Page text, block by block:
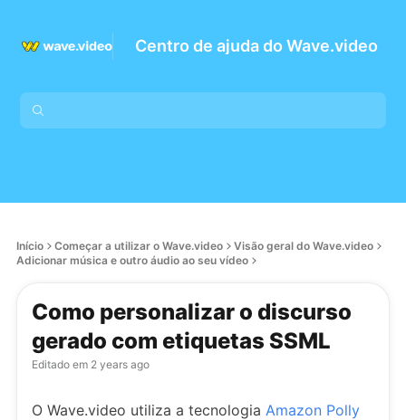
Centro de ajuda do Wave.video
Início Começar a utilizar o Wave.video
Visão geral do Wave.video
Adicionar música e outro áudio ao seu vídeo
Como personalizar o discurso
gerado com etiquetas SSML
Editado em 2 years ago
O Wave.video utiliza a tecnologia Amazon Polly